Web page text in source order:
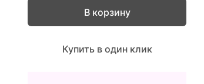
В корзину
Купить в один клик